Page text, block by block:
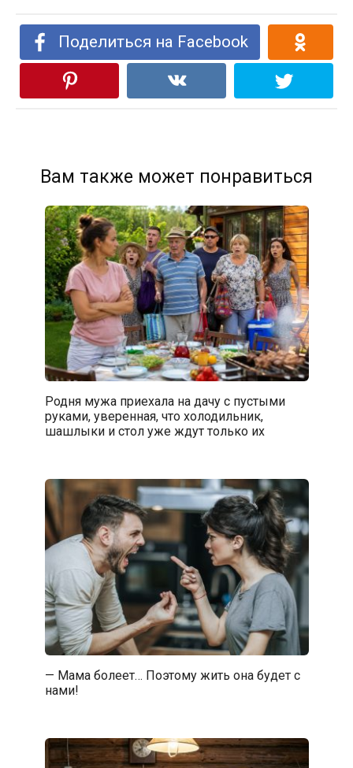
Поделиться на Facebook
Вам также может понравиться
Родня мужа приехала на дачу с пустыми
руками, уверенная, что холодильник,
шашлыки и стол уже ждут только их
— Мама болеет… Поэтому жить она будет с
нами!